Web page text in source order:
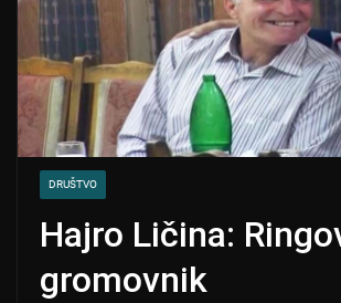
DRUŠTVO
Hajro Ličina:
gromovnik